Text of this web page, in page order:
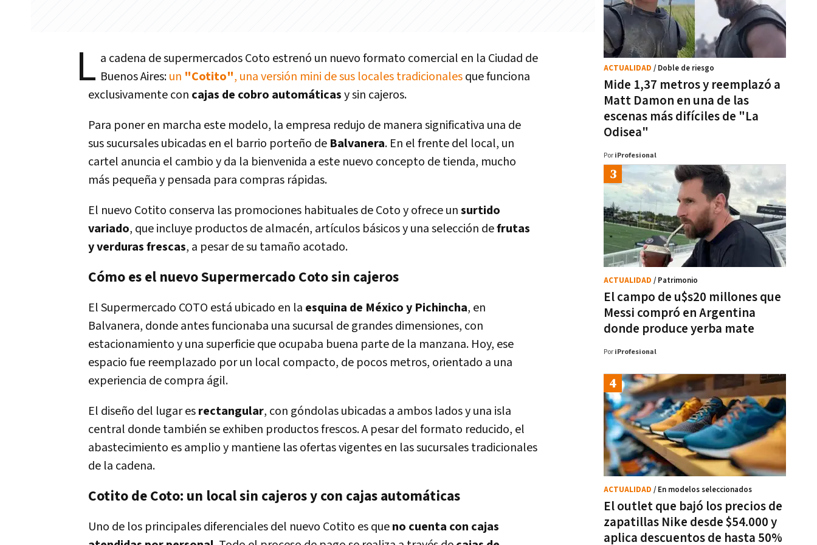
L a cadena de supermercados Coto estrenó un nuevo formato comercial en la Ciudad de
Buenos Aires:un "Cotito", una versión mini de sus locales tradicionalesque funciona
exclusivamente con cajas de cobro automáticasy sin cajeros.
Para poner en marcha este modelo, la empresa redujo de manera significativa una de
sus sucursales ubicadas en el barrio porteño de Balvanera. En el frente del local, un
cartel anuncia el cambio y da la bienvenida a este nuevo concepto de tienda, mucho
más pequeña y pensada para compras rápidas.
El nuevo Cotito conserva las promociones habituales de Coto y ofrece unsurtido
variado, que incluye productos de almacén, artículos básicos y una selección defrutas
y verduras frescas, a pesar de su tamaño acotado.
Cómo es el nuevo Supermercado Coto sin cajeros
El Supermercado COTO está ubicado en la esquina de México y Pichincha, en
Balvanera, donde antes funcionaba una sucursal de grandes dimensiones, con
estacionamiento y una superficie que ocupaba buena parte de la manzana. Hoy, ese
espacio fue reemplazado por un local compacto, de pocos metros, orientado a una
experiencia de compra ágil.
El diseño del lugar esrectangular, con góndolas ubicadas a ambos lados y una isla
central donde también se exhiben productos frescos. A pesar del formato reducido, el
abastecimiento es amplio y mantiene las ofertas vigentes en las sucursales tradicionales
de la cadena.
Cotito de Coto: un local sin cajeros y con cajas automáticas
Uno de los principales diferenciales del nuevo Cotito es queno cuenta con cajas
Mide 1,37 metros y reemplazó a
Matt Damon en una de las
escenas más difíciles de "La
Odisea"
ACTUALIDAD / Doble de riesgo
Por iProfesional
El campo de u$s20 millones que
Messi compró en Argentina
donde produce yerba mate
ACTUALIDAD / Patrimonio
Por iProfesional
El outlet que bajó los precios de
zapatillas Nike desde $54.000 y
aplica descuentos de hasta 50%
ACTUALIDAD / En modelos seleccionados